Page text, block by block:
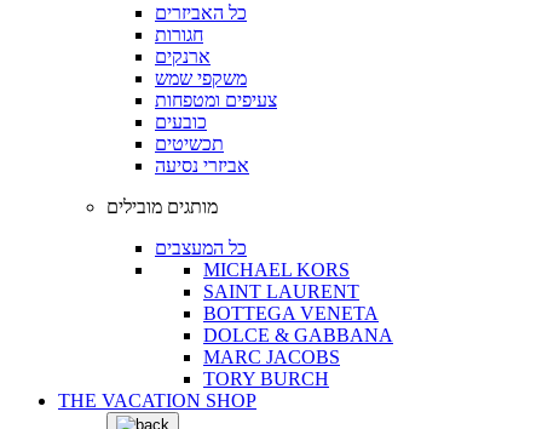
כל האביזרים
חגורות
ארנקים
משקפי שמש
צעיפים ומטפחות
כובעים
תכשיטים
אביזרי נסיעה
מותגים מובילים
כל המעצבים
MICHAEL KORS
SAINT LAURENT
BOTTEGA VENETA
DOLCE & GABBANA
MARC JACOBS
TORY BURCH
THE VACATION SHOP